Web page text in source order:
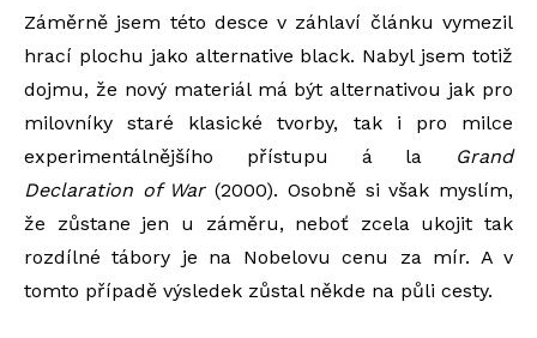
Záměrně jsem této desce v záhlaví článku vymezil
hrací plochu jako alternative black. Nabyl jsem totiž
dojmu, že nový materiál má být alternativou jak pro
milovníky staré klasické tvorby, tak i pro milce
experimentálnějšího přístupu á la
Grand
Declaration of War(2000). Osobně si však myslím,
že zůstane jen u záměru, neboť zcela ukojit tak
rozdílné tábory je na Nobelovu cenu za mír. A v
tomto případě výsledek zůstal někde na půli cesty.